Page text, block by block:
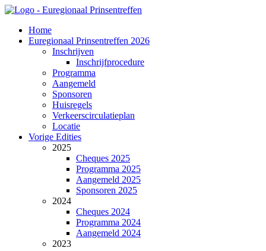
Home
Euregionaal Prinsentreffen 2026
Inschrijven
Inschrijfprocedure
Programma
Aangemeld
Sponsoren
Huisregels
Verkeerscirculatieplan
Locatie
Vorige Edities
2025
Cheques 2025
Programma 2025
Aangemeld 2025
Sponsoren 2025
2024
Cheques 2024
Programma 2024
Aangemeld 2024
2023